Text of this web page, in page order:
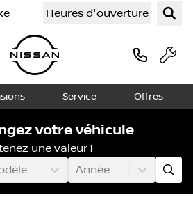
Heures d'ouverture
Service Offres
votre véhicule
une valeur !
Année